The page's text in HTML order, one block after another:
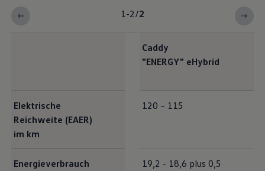
1-2/2
Caddy
"ENERGY" eHybrid
Elektrische
Reichweite (EAER)
im km
120 – 115
Energieverbrauch
19,2 - 18,6 plus 0,5